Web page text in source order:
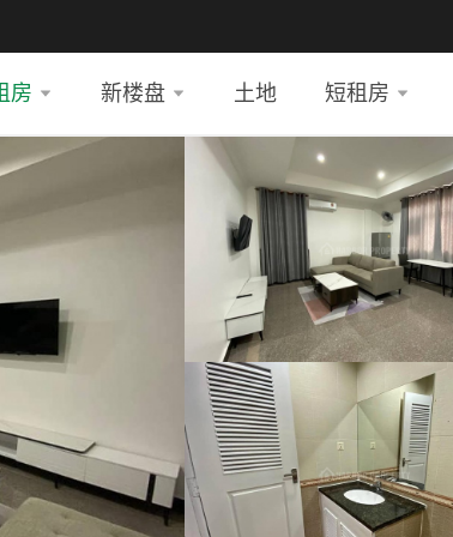
房 新楼盘 土地 短租房